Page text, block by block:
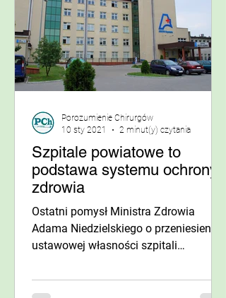
Szpitale powiatowe to
podstawa systemu ochrony
zdrowia
Ostatni pomysł Ministra Zdrowia
Adama Niedzielskiego o przeniesieniu
ustawowej własności szpitali
być w...
Porozumienie Chirurgów
10 sty 2021
2 minut(y) czytania